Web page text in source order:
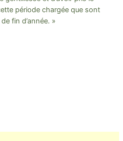
période chargée que sont
fin d’année. »